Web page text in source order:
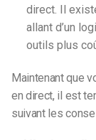
direct. Il
allant d’un
outils plus
Maintenant que
en direct, il est
suivant les